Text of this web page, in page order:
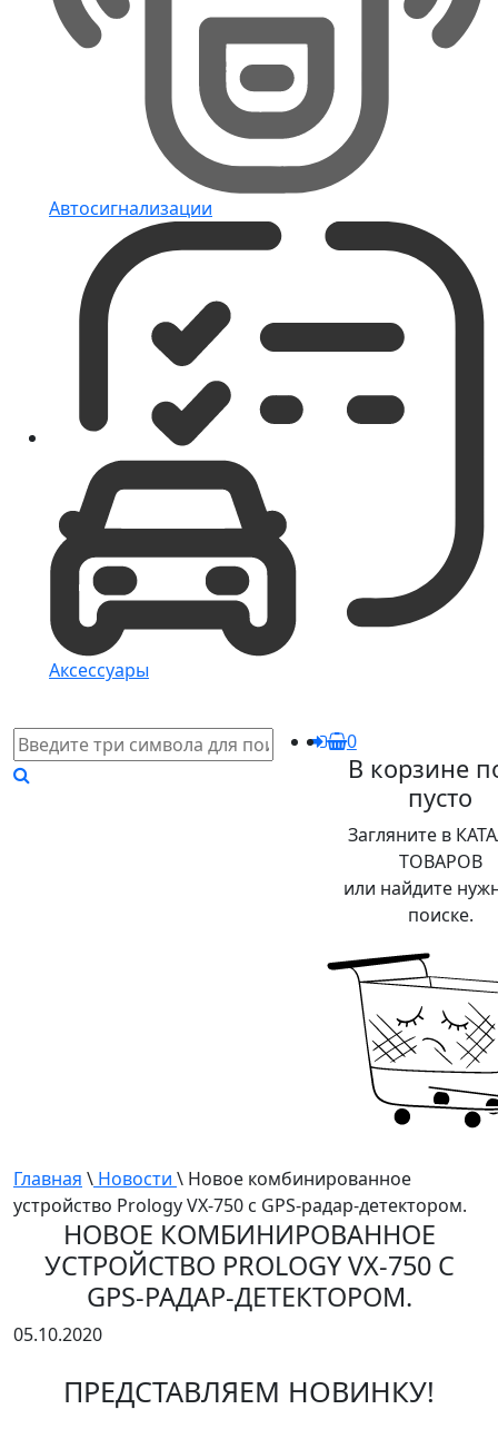
Автосигнализации
Аксессуары
0
В корзине
пусто
Загляните в
ТОВАРОВ
или найдите
поиске.
Главная \ Новости \ Новое комбинированное
устройство Prology VX-750 с GPS-радар-детектором.
НОВОЕ КОМБИНИРОВАННОЕ
УСТРОЙСТВО PROLOGY VX-750 С
GPS-РАДАР-ДЕТЕКТОРОМ.
05.10.2020
ПРЕДСТАВЛЯЕМ НОВИНКУ!